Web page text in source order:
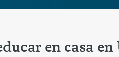
en casa